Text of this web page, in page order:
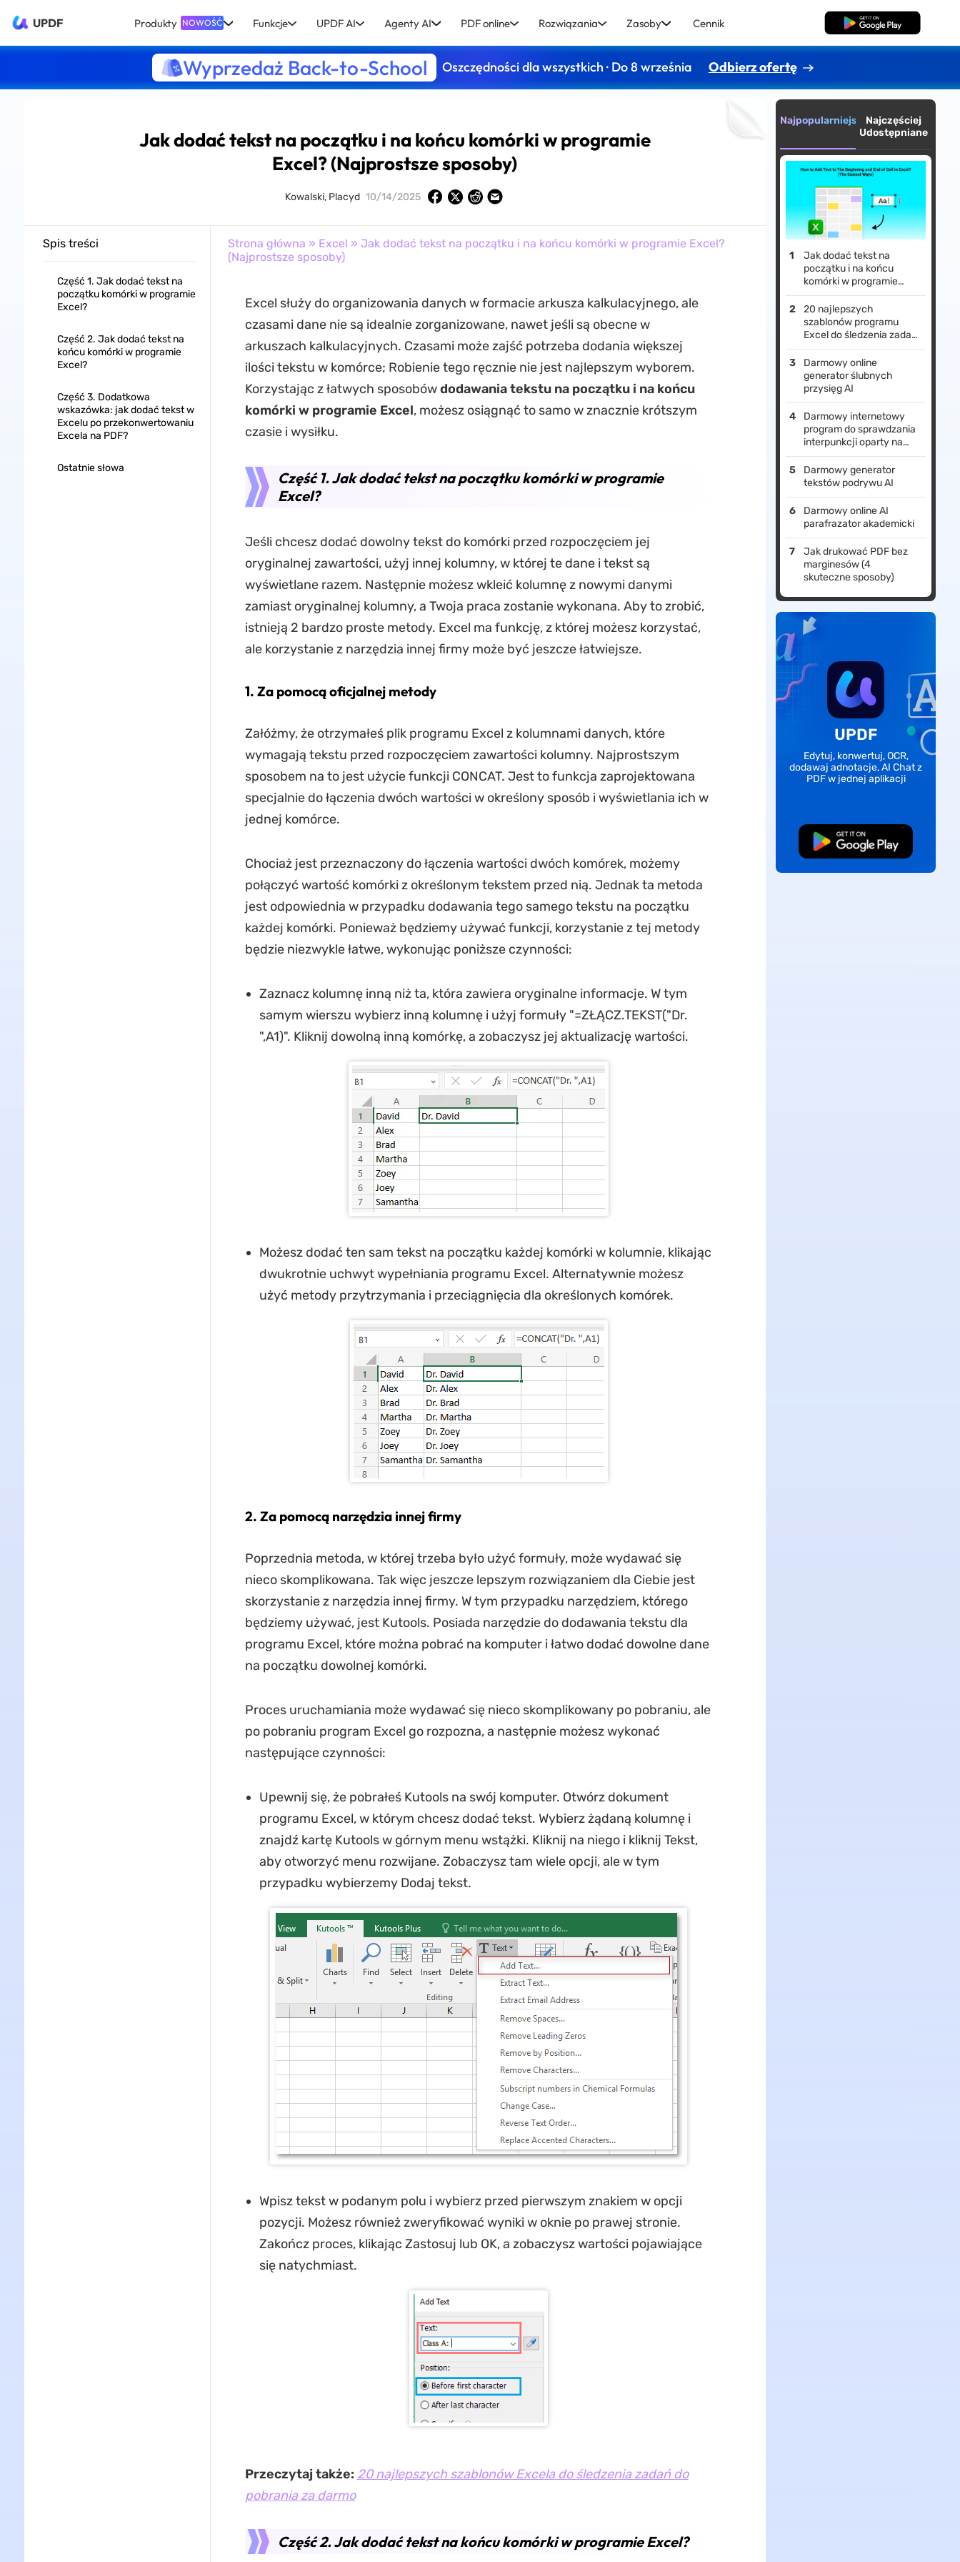
UPDF Produkty NOWOŚĆ Funkcje UPDF AI Agenty AI PDF online Rozwiązania Zasoby Cennik Pobierz za darmo
Wyprzedaż Back-to-School Oszczędności dla wszystkich · Do 8 września Odbierz ofertę
Jak dodać tekst na początku i na końcu komórki w programie
Excel? (Najprostsze sposoby)
Kowalski, Placyd 10/14/2025
Spis treści
Część 1. Jak dodać tekst na
początku komórki w programie
Excel?
Część 2. Jak dodać tekst na
końcu komórki w programie
Excel?
Część 3. Dodatkowa
wskazówka: jak dodać tekst w
Excelu po przekonwertowaniu
Excela na PDF?
Ostatnie słowa
Strona główna » Excel » Jak dodać tekst na początku i na końcu komórki w programie Excel?
(Najprostsze sposoby)
Excel służy do organizowania danych w formacie arkusza kalkulacyjnego, ale
czasami dane nie są idealnie zorganizowane, nawet jeśli są obecne w
arkuszach kalkulacyjnych. Czasami może zajść potrzeba dodania większej
ilości tekstu w komórce; Robienie tego ręcznie nie jest najlepszym wyborem.
Korzystając z łatwych sposobówdodawania tekstu na początku i na końcu
komórki w programie Excel, możesz osiągnąć to samo w znacznie krótszym
czasie i wysiłku.
Część 1. Jak dodać tekst na początku komórki w programie
Excel?
Jeśli chcesz dodać dowolny tekst do komórki przed rozpoczęciem jej
oryginalnej zawartości, użyj innej kolumny, w której te dane i tekst są
wyświetlane razem. Następnie możesz wkleić kolumnę z nowymi danymi
zamiast oryginalnej kolumny, a Twoja praca zostanie wykonana. Aby to zrobić,
istnieją 2 bardzo proste metody. Excel ma funkcję, z której możesz korzystać,
ale korzystanie z narzędzia innej firmy może być jeszcze łatwiejsze.
1. Za pomocą oficjalnej metody
Załóżmy, że otrzymałeś plik programu Excel z kolumnami danych, które
wymagają tekstu przed rozpoczęciem zawartości kolumny. Najprostszym
sposobem na to jest użycie funkcji CONCAT. Jest to funkcja zaprojektowana
specjalnie do łączenia dwóch wartości w określony sposób i wyświetlania ich w
jednej komórce.
Chociaż jest przeznaczony do łączenia wartości dwóch komórek, możemy
połączyć wartość komórki z określonym tekstem przed nią. Jednak ta metoda
jest odpowiednia w przypadku dodawania tego samego tekstu na początku
każdej komórki. Ponieważ będziemy używać funkcji, korzystanie z tej metody
będzie niezwykle łatwe, wykonując poniższe czynności:
Zaznacz kolumnę inną niż ta, która zawiera oryginalne informacje. W tym
samym wierszu wybierz inną kolumnę i użyj formuły "=ZŁĄCZ.TEKST("Dr.
",A1)". Kliknij dowolną inną komórkę, a zobaczysz jej aktualizację wartości.
Możesz dodać ten sam tekst na początku każdej komórki w kolumnie, klikając
dwukrotnie uchwyt wypełniania programu Excel. Alternatywnie możesz
użyć metody przytrzymania i przeciągnięcia dla określonych komórek.
2. Za pomocą narzędzia innej firmy
Poprzednia metoda, w której trzeba było użyć formuły, może wydawać się
nieco skomplikowana. Tak więc jeszcze lepszym rozwiązaniem dla Ciebie jest
skorzystanie z narzędzia innej firmy. W tym przypadku narzędziem, którego
będziemy używać, jest Kutools. Posiada narzędzie do dodawania tekstu dla
programu Excel, które można pobrać na komputer i łatwo dodać dowolne dane
na początku dowolnej komórki.
Proces uruchamiania może wydawać się nieco skomplikowany po pobraniu, ale
po pobraniu program Excel go rozpozna, a następnie możesz wykonać
następujące czynności:
Upewnij się, że pobrałeś Kutools na swój komputer. Otwórz dokument
programu Excel, w którym chcesz dodać tekst. Wybierz żądaną kolumnę i
znajdź kartę Kutools w górnym menu wstążki. Kliknij na niego i kliknij Tekst,
aby otworzyć menu rozwijane. Zobaczysz tam wiele opcji, ale w tym
przypadku wybierzemy Dodaj tekst.
Wpisz tekst w podanym polu i wybierz przed pierwszym znakiem w opcji
pozycji. Możesz również zweryfikować wyniki w oknie po prawej stronie.
Zakończ proces, klikając Zastosuj lub OK, a zobaczysz wartości pojawiające
się natychmiast.
Przeczytaj także: 20 najlepszych szablonów Excela do śledzenia zadań do
pobrania za darmo
Część 2. Jak dodać tekst na końcu komórki w programie Excel?
NajpopularniejszeNajczęściej
Udostępniane
Jak dodać tekst na
początku i na końcu
komórki w programie
Excel? (Najprostsze
sposoby)
20 najlepszych
szablonów programu
Excel do śledzenia zadań
do bezpłatnego pobrania
Darmowy online
generator ślubnych
przysięg AI
Darmowy internetowy
program do sprawdzania
interpunkcji oparty na
sztucznej inteligencji
Darmowy generator
tekstów podrywu AI
Darmowy online AI
parafrazator akademicki
Jak drukować PDF bez
marginesów (4
skuteczne sposoby)
UPDF
Edytuj, konwertuj, OCR,
dodawaj adnotacje, AI Chat z
PDF w jednej aplikacji
Pobierz za darmo